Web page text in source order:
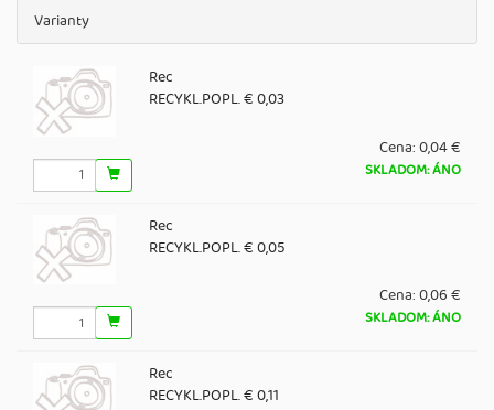
Varianty
Rec
RECYKL.POPL. € 0,03
Cena:0,04 €
SKLADOM: ÁNO
Rec
RECYKL.POPL. € 0,05
Cena:0,06 €
SKLADOM: ÁNO
Rec
RECYKL.POPL. € 0,11